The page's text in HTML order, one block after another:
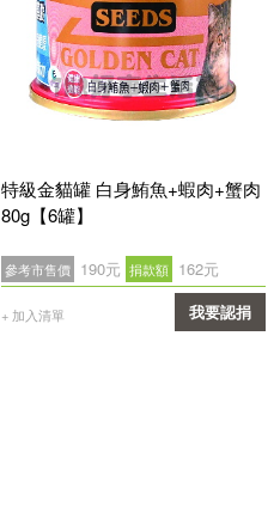
特級金貓罐 白身鮪魚+蝦肉+蟹肉
80g【6罐】
參考市售價 190元 捐款額 162元
+ 加入清單 我要認捐